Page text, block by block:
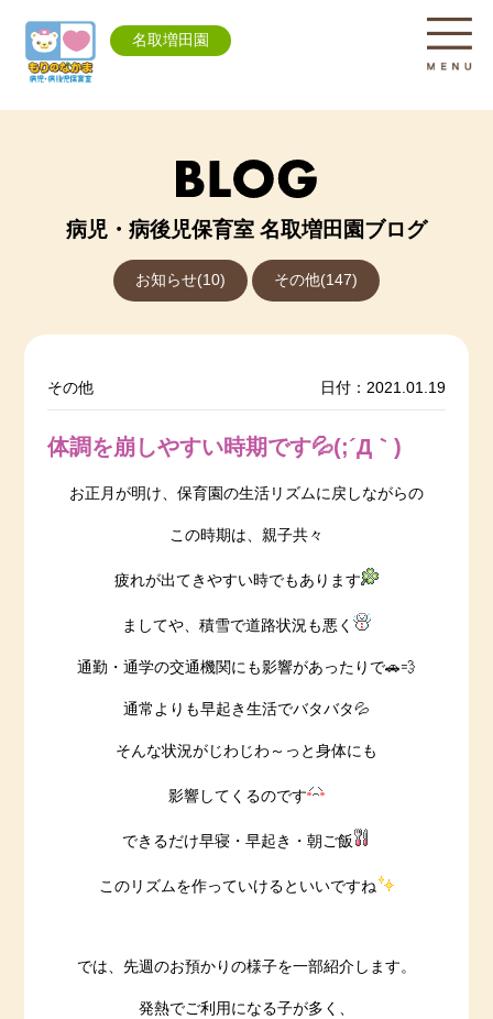
名取増田園
病児・病後児保育室 名取増田園ブログ
お知らせ(10) その他(147)
その他 日付：2021.01.19
体調を崩しやすい時期です💦(;´Д｀)
お正月が明け、保育園の生活リズムに戻しながらの
この時期は、親子共々
疲れが出てきやすい時でもあります
ましてや、積雪で道路状況も悪く
通勤・通学の交通機関にも影響があったりで🚗💨
通常よりも早起き生活でバタバタ💦
そんな状況がじわじわ～っと身体にも
影響してくるのです
できるだけ早寝・早起き・朝ご飯
このリズムを作っていけるといいですね
では、先週のお預かりの様子を一部紹介します。
発熱でご利用になる子が多く、